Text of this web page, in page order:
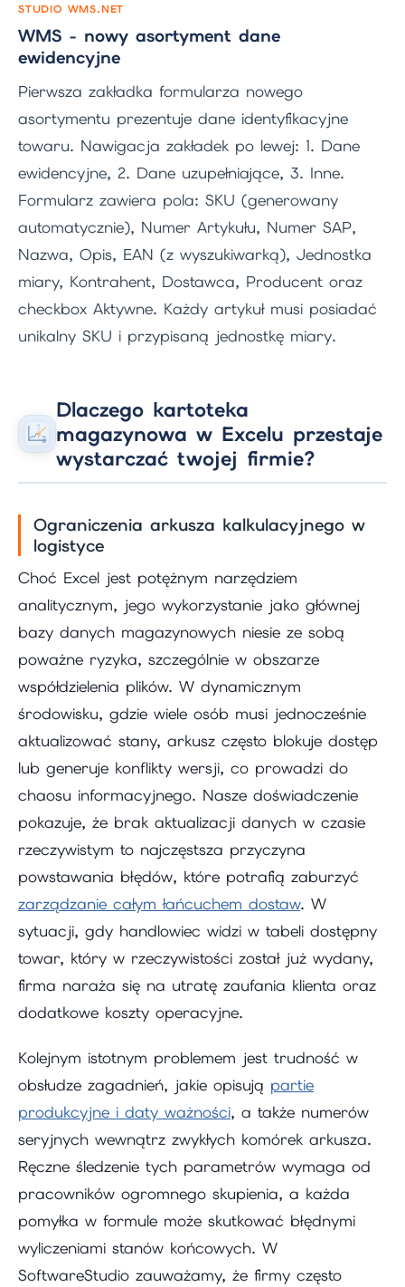
STUDIO WMS.NET
WMS - nowy asortyment dane
ewidencyjne
Pierwsza zakładka formularza nowego
asortymentu prezentuje dane identyfikacyjne
towaru. Nawigacja zakładek po lewej: 1. Dane
ewidencyjne, 2. Dane uzupełniające, 3. Inne.
Formularz zawiera pola: SKU (generowany
automatycznie), Numer Artykułu, Numer SAP,
Nazwa, Opis, EAN (z wyszukiwarką), Jednostka
miary, Kontrahent, Dostawca, Producent oraz
checkbox Aktywne. Każdy artykuł musi posiadać
unikalny SKU i przypisaną jednostkę miary.
Dlaczego kartoteka
magazynowa w Excelu przestaje
wystarczać twojej firmie?
Ograniczenia arkusza kalkulacyjnego w
logistyce
Choć Excel jest potężnym narzędziem
analitycznym, jego wykorzystanie jako głównej
bazy danych magazynowych niesie ze sobą
poważne ryzyka, szczególnie w obszarze
współdzielenia plików. W dynamicznym
środowisku, gdzie wiele osób musi jednocześnie
aktualizować stany, arkusz często blokuje dostęp
lub generuje konflikty wersji, co prowadzi do
chaosu informacyjnego. Nasze doświadczenie
pokazuje, że brak aktualizacji danych w czasie
rzeczywistym to najczęstsza przyczyna
powstawania błędów, które potrafią zaburzyć
zarządzanie całym łańcuchem dostaw. W
sytuacji, gdy handlowiec widzi w tabeli dostępny
towar, który w rzeczywistości został już wydany,
firma naraża się na utratę zaufania klienta oraz
dodatkowe koszty operacyjne.
Kolejnym istotnym problemem jest trudność w
obsłudze zagadnień, jakie opisują partie
produkcyjne i daty ważności, a także numerów
seryjnych wewnątrz zwykłych komórek arkusza.
Ręczne śledzenie tych parametrów wymaga od
pracowników ogromnego skupienia, a każda
pomyłka w formule może skutkować błędnymi
wyliczeniami stanów końcowych. W
SoftwareStudio zauważamy, że firmy często